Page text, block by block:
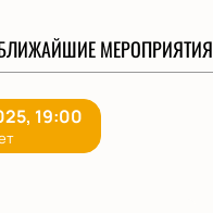
МЕРОПРИЯТИЯ